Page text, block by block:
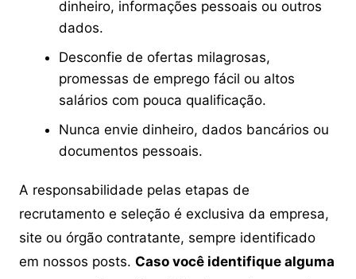
dinheiro, informações pessoais ou outros
dados.
Desconfie de ofertas milagrosas,
promessas de emprego fácil ou altos
salários com pouca qualificação.
Nunca envie dinheiro, dados bancários ou
documentos pessoais.
A responsabilidade pelas etapas de
recrutamento e seleção é exclusiva da empresa,
site ou órgão contratante, sempre identificado
em nossos posts. Caso você identifique alguma